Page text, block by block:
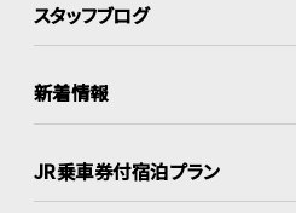
スタッフブログ
新着情報
JR乗車券付宿泊プラン